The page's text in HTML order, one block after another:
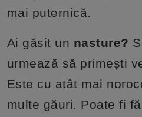
mai puternică.
Ai găsit un nasture?
urmează să primești
Este cu atât mai
multe găuri. Poate fi